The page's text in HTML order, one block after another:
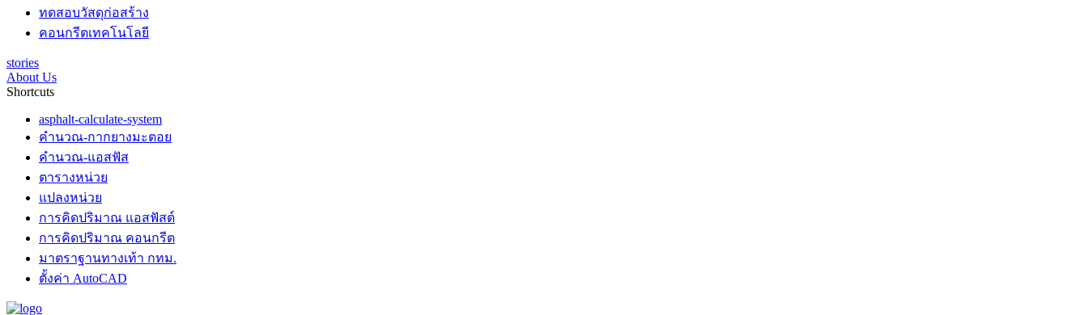
ทดสอบวัสดุก่อสร้าง
คอนกรีตเทคโนโลยี
stories
About Us
Shortcuts
asphalt-calculate-system
คำนวณ-กากยางมะตอย
คำนวณ-แอสฟัส
ตารางหน่วย
แปลงหน่วย
การคิดปริมาณ แอสฟัสต์
การคิดปริมาณ คอนกรีต
มาตราฐานทางเท้า กทม.
ตั้งค่า AutoCAD